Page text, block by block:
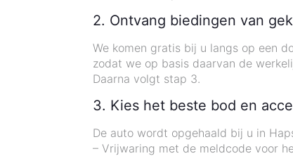
2. Ontvang biedingen van
We komen gratis bij u langs op een
zodat we op basis daarvan de
Daarna volgt stap 3.
3. Kies het beste bod en
De auto wordt opgehaald bij u in
– Vrijwaring met de meldcode voor